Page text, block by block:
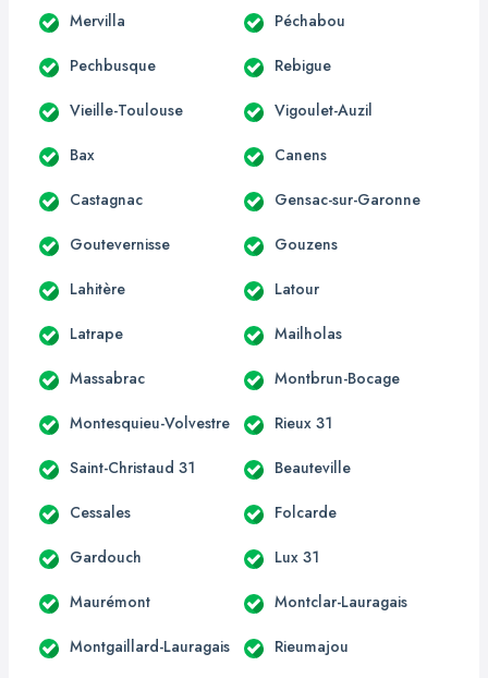
Mervilla Péchabou
Pechbusque Rebigue
Vieille-Toulouse Vigoulet-Auzil
Bax Canens
Castagnac Gensac-sur-Garonne
Goutevernisse Gouzens
Lahitère Latour
Latrape Mailholas
Massabrac Montbrun-Bocage
Montesquieu-Volvestre Rieux 31
Saint-Christaud 31 Beauteville
Cessales Folcarde
Gardouch Lux 31
Maurémont Montclar-Lauragais
Montgaillard-Lauragais Rieumajou